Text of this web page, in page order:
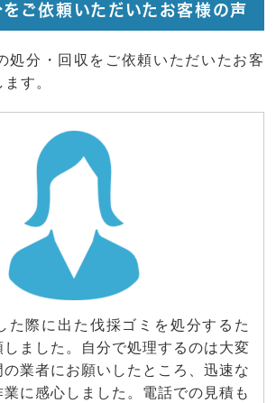
ご依頼いただいたお客様の声
処分・回収をご依頼いただいたお客
す。
た際に出た伐採ゴミを処分するた
ました。自分で処理するのは大変
業者にお願いしたところ、迅速な
に感心しました。電話での見積も